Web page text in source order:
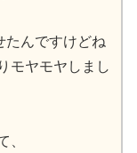
たんですけどね
モヤモヤしまし
、